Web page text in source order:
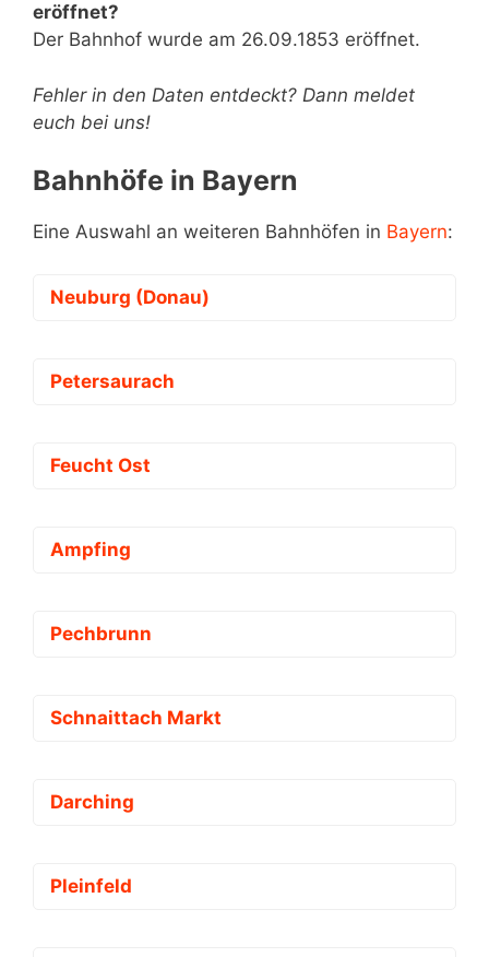
eröffnet?
Der Bahnhof wurde am 26.09.1853 eröffnet.
Fehler in den Daten entdeckt? Dann meldet
euch bei uns!
Bahnhöfe in Bayern
Eine Auswahl an weiteren Bahnhöfen in Bayern:
Neuburg (Donau)
Petersaurach
Feucht Ost
Ampfing
Pechbrunn
Schnaittach Markt
Darching
Pleinfeld